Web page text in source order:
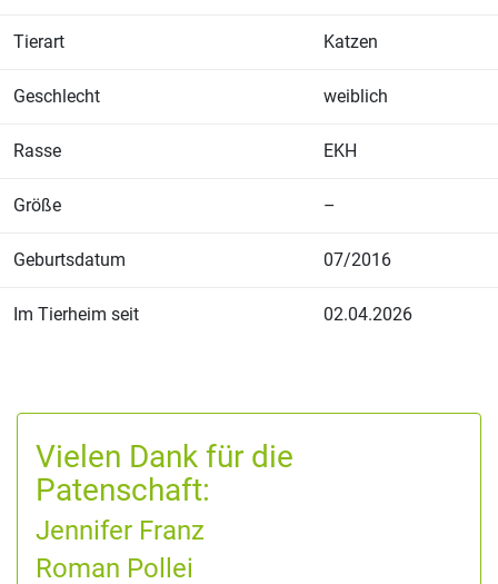
Tierart Katzen
Geschlecht weiblich
Rasse EKH
Größe –
Geburtsdatum 07/2016
Im Tierheim seit 02.04.2026
Vielen Dank für die
Patenschaft:
Jennifer Franz
Roman Pollei